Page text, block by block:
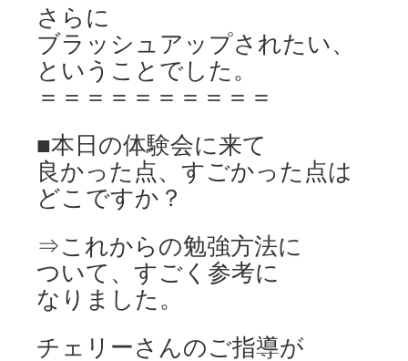
さらに
ブラッシュアップされたい、
ということでした。
＝＝＝＝＝＝＝＝＝＝
■本日の体験会に来て
良かった点、すごかった点は
どこですか？
⇒これからの勉強方法に
ついて、すごく参考に
なりました。
チェリーさんのご指導が